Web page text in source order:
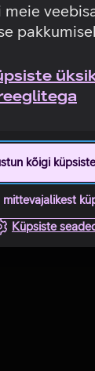
kõigi
mittevajalikest
Küpsiste